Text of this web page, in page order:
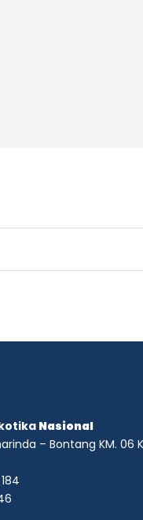
Nasional
– Bontang KM.